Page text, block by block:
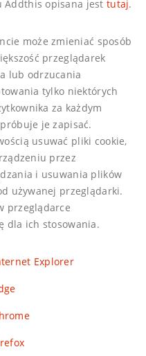
Addthis opisana jest tutaj.
może zmieniać sposób
przeglądarek
lub odrzucania
tylko niektórych
za każdym
je zapisać.
usuwać pliki cookie,
przez
i usuwania plików
używanej przeglądarki.
przeglądarce
dla ich stosowania.
Explorer